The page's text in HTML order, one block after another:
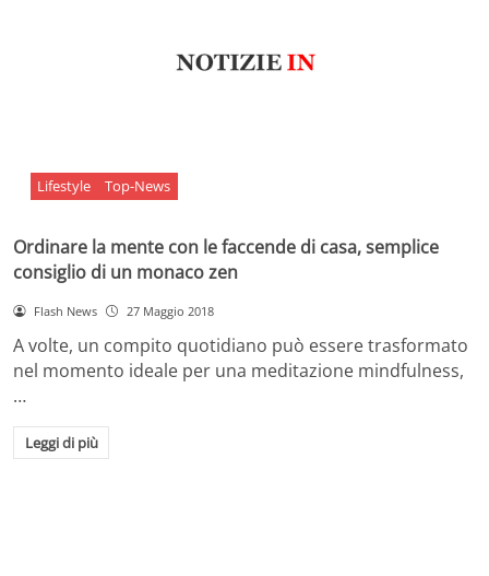
Lifestyle Top-News
Ordinare la mente con le faccende di casa, semplice
consiglio di un monaco zen
Flash News 27 Maggio 2018
A volte, un compito quotidiano può essere trasformato
nel momento ideale per una meditazione mindfulness,
…
Leggi di più